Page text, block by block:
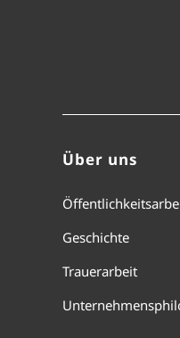
Über uns
Geschichte
Trauerarbeit